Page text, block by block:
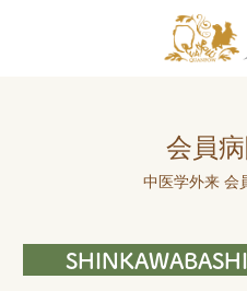
会員
中医学外来 会